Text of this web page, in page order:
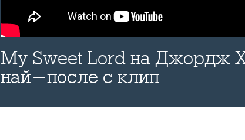
My Sweet Lord на Джордж
най-после с клип